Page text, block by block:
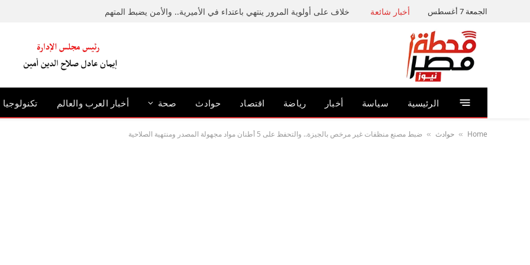
الجمعة 7 أغسطس أخبار شائعة خلاف على أولوية المرور ينتهي باعتداء في الأميرية.. والأمن يضبط المتهم
الرئيسية سياسة أخبار رياضة اقتصاد حوادث صحة أخبار العرب والعالم تكنولوجيا
Home
» حوادث » ضبط مصنع منظفات غير مرخص بالجيزة.. والتحفظ على 5 أطنان مواد مجهولة المصدر ومنتهية الصلاحية